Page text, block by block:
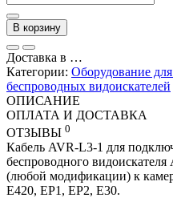
В корзину
Доставка в …
Категории: Оборудование
беспроводных видоискателей
ОПИСАНИЕ
ОПЛАТА И ДОСТАВКА
ОТЗЫВЫ 0
Кабель AVR-L3-1 для
беспроводного
(любой модификации) к
E420, EP1, EP2, E30.